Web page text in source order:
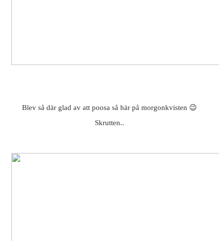
Blev så där glad av att poosa så här på morgonkvisten 😉
Skrutten..